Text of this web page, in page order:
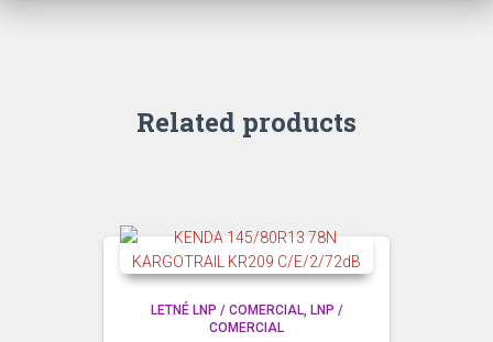
Related products
LETNÉ LNP / COMERCIAL
LNP /
COMERCIAL